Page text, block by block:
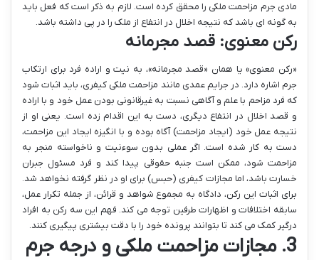
مادی جرم مزاحمت ملکی را محقق کرده است. لازم به ذکر است که فعل باید
به گونه ای باشد که نتیجه اخلال در انتفاع از ملک را در پی داشته باشد.
رکن معنوی: قصد مجرمانه
«رکن معنوی» یا همان «قصد مجرمانه»، به نیت و اراده فرد برای ارتکاب
جرم اشاره دارد. در جرایم عمدی مانند مزاحمت ملکی کیفری، باید اثبات شود
که فرد مزاحم با علم و آگاهی نسبت به غیرقانونی بودن عمل خود و با اراده
و قصد اخلال در انتفاع دیگری، دست به این اقدام زده است. یعنی او از
نتیجه عمل خود (ایجاد مزاحمت) آگاه بوده و با انگیزه ایجاد این مزاحمت،
دست به کار شده است. اگر عملی بدون سوءنیت و ناخواسته منجر به
مزاحمت شود، ممکن است جنبه حقوقی پیدا کند و فرد مسئول جبران
خسارت باشد، اما مجازات کیفری (حبس) برای او در نظر گرفته نخواهد شد.
برای اثبات این رکن، دادگاه به مجموع شواهد و قرائن، از جمله تکرار عمل،
سابقه اختلافات و اظهارات طرفین توجه می کند. فهم این سه رکن به افراد
درگیر کمک می کند تا بتوانند پرونده خود را با دقت بیشتری پیگیری کنند.
3. مجازات مزاحمت ملکی و درجه جرم